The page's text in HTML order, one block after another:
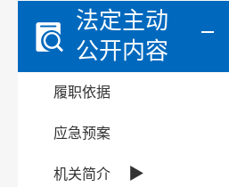
法定主动
公开内容
履职依据
应急预案
机关简介 ▶